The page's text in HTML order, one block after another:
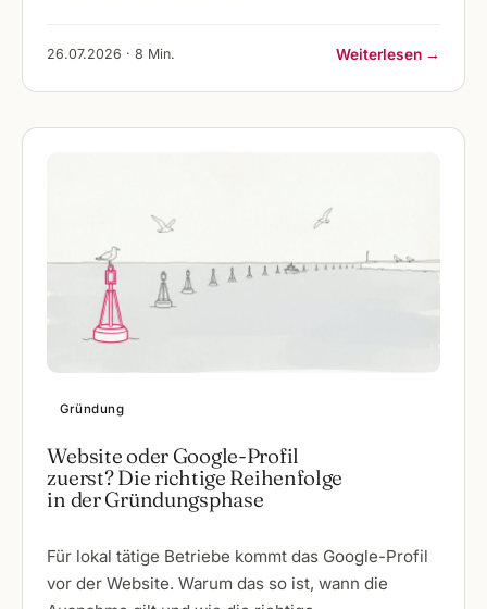
26.07.2026 · 8 Min. Weiterlesen →
Gründung
Website oder Google-Profil
zuerst? Die richtige Reihenfolge
in der Gründungsphase
Für lokal tätige Betriebe kommt das Google-Profil
vor der Website. Warum das so ist, wann die